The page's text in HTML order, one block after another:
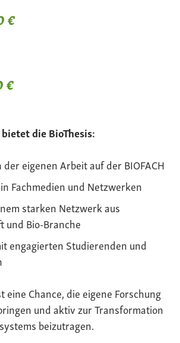
€
€
die BioThesis:
eigenen Arbeit auf der BIOFACH
Fachmedien und Netzwerken
starken Netzwerk aus
und Bio-Branche
engagierten Studierenden und
eine Chance, die eigene Forschung
und aktiv zur Transformation
beizutragen.